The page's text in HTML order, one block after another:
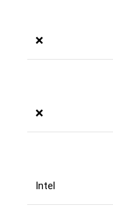
❌
❌
Intel